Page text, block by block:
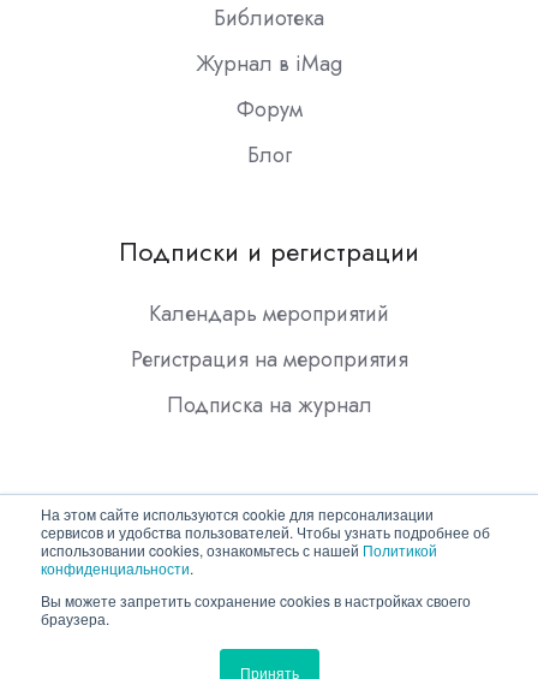
На этом сайте используются cookie для персонализации
сервисов и удобства пользователей. Чтобы узнать подробнее об
использовании cookies, ознакомьтесь с нашей Политикой
конфиденциальности.
Вы можете запретить сохранение cookies в настройках своего
браузера.
Принять
Библиотека
Журнал в iMag
Форум
Блог
Подписки и регистрации
Календарь мероприятий
Регистрация на мероприятия
Подписка на журнал
Copyright © 2026 ООО "Гротек"
Политика конфиденциальности